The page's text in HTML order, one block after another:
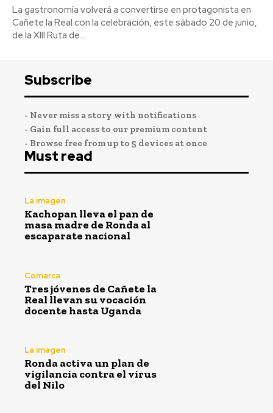
La gastronomía volverá a convertirse en protagonista en
Cañete la Real con la celebración, este sábado 20 de junio,
de la XIII Ruta de...
Subscribe
- Never miss a story with notifications
- Gain full access to our premium content
- Browse free from up to 5 devices at once
Must read
La imagen
Kachopan lleva el pan de
masa madre de Ronda al
escaparate nacional
Comarca
Tres jóvenes de Cañete la
Real llevan su vocación
docente hasta Uganda
La imagen
Ronda activa un plan de
vigilancia contra el virus
del Nilo